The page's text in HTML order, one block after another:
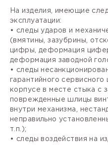
На изделия, имеющие
эксплуатации:
• следы ударов и
(вмятины, зазубрины,
цифры, деформация
деформация заводной
• следы
гарантийного
корпусе в месте стыка с
поврежденные шлицы
внутри механизма,
неправильно
т.п.);
• следы воздействия на